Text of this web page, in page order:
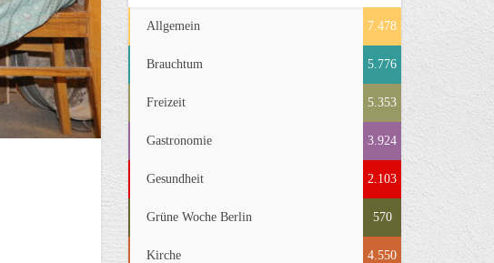
Allgemein 7.478
Brauchtum 5.776
Freizeit 5.353
Gastronomie 3.924
Gesundheit 2.103
Grüne Woche Berlin 570
Kirche 4.550